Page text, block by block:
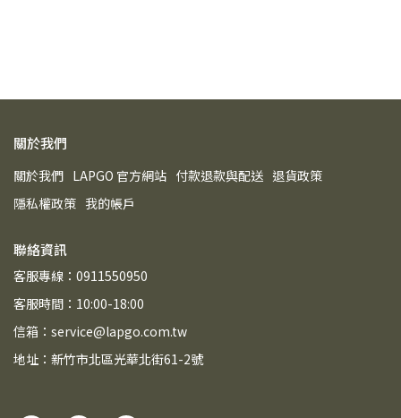
關於我們
關於我們 LAPGO 官方網站 付款退款與配送 退貨政策
隱私權政策 我的帳戶
聯絡資訊
客服專線：0911550950
客服時間：10:00-18:00
信箱：service@lapgo.com.tw
地址：新竹市北區光華北街61-2號